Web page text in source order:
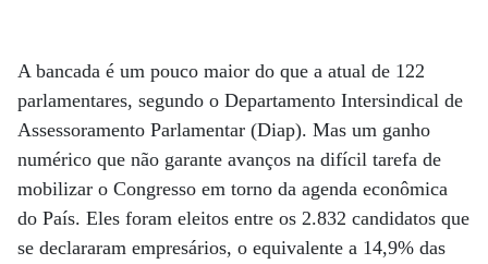
A bancada é um pouco maior do que a atual de 122
parlamentares, segundo o Departamento Intersindical de
Assessoramento Parlamentar (Diap). Mas um ganho
numérico que não garante avanços na difícil tarefa de
mobilizar o Congresso em torno da agenda econômica
do País. Eles foram eleitos entre os 2.832 candidatos que
se declararam empresários, o equivalente a 14,9% das